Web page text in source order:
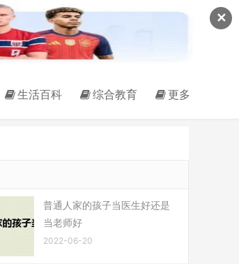
✕
生活百科 综合教育 更多
普通人家的孩子当医生好还是
当老师好
2022-06-20